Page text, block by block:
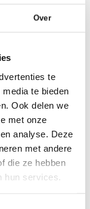
Over
te
te bieden
Ook delen we
met onze
analyse. Deze
met andere
die ze hebben
services.
cm)
(Full HD)